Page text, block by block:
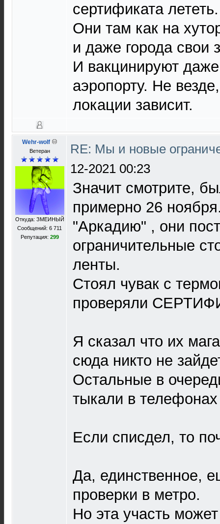
сертификата лететь.
Они там как на
и даже города свои
И вакцинируют
аэропорту. Не
локации зависит.
Wehr-wolf
Ветеран
Откуда: ЗМЕИНЫЙ
Сообщений: 6 711
Репутация: 299
RE: Мы и новые
12-2021 00:23
Значит смотрите,
примерно 26
"Аркадию" , они
ограничительные
ленты.
Стоял чувак с
проверяли
Я сказал что их
сюда никто не
Остальные в
тыкали в
Если списдел, то
Да, единственное,
проверки в метро.
Но эта участь